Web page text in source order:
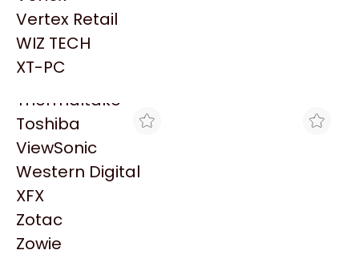
Seagate
Sentey
Solarmax
Thermaltake
Toshiba
ViewSonic
Western Digital
XFX
Zotac
Zowie
Vertex Retail
WIZ TECH
XT-PC
CROSSHAIR GAMING
MOTHERBOARD MSI B860
1851 DDR5
$394.808
MOTHERBOARD MSI B860